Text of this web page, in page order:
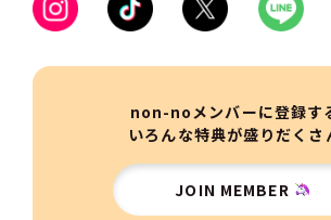
non-noメンバーに登録す
いろんな特典が盛りだく
JOIN MEMBER